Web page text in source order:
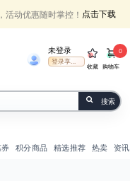
动优惠随时掌控！ 点击下载
搜索
未登录
收藏 购物车
0
积分商品 精选推荐 热卖 资讯